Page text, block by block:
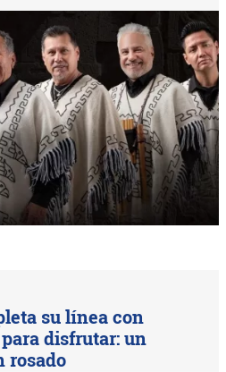
su línea con
disfrutar: un
rosado